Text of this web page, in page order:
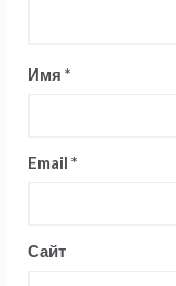
Имя *
Email *
Сайт